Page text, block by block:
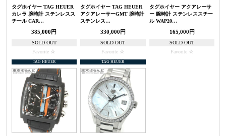
タグホイヤー TAG HEUER
カレラ 腕時計 ステンレスス
チール CAR…
385,000円
SOLD OUT
Favorite
タグホイヤー TAG HEUER
アクアレーサーGMT 腕時計
ステンレス…
330,000円
SOLD OUT
Favorite
タグホイヤー アクアレーサ
ー 腕時計 ステンレススチー
ル WAP20…
165,000円
SOLD OUT
Favorite
TAG HEUER TAG HEUER